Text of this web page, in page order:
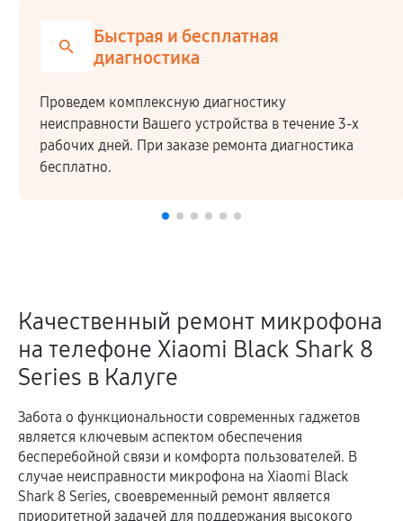
и бесплатная
диагностику
Вашего устройства в течение 3-х
заказе ремонта диагностика
закупая
Высокое
Качественный ремонт микрофона
на телефоне Xiaomi Black Shark 8
Series в Калуге
Забота о функциональности современных гаджетов
является ключевым аспектом обеспечения
бесперебойной связи и комфорта пользователей. В
случае неисправности микрофона на Xiaomi Black
Shark 8 Series, своевременный ремонт является
приоритетной задачей для поддержания высокого